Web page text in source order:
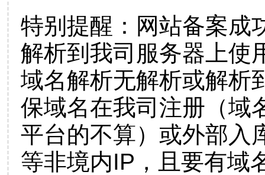
特别提醒：网站备案成
解析到我司服务器上使
域名解析无解析或解析
保域名在我司注册（域
平台的不算）或外部入
等非境内IP，且要有域